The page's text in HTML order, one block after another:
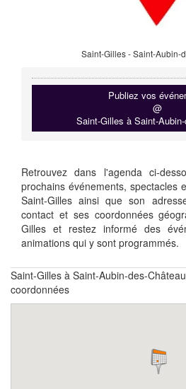
Saint-Gilles - Saint-Aubin-
Publiez vos
@
Saint-Gilles à Saint-
Retrouvez dans l'agenda ci-
prochains événements, spectacles
Saint-Gilles ainsi que son
contact et ses coordonnées
Gilles et restez informé des
animations qui y sont programmés.
Saint-Gilles à Saint-Aubin-des-
coordonnées